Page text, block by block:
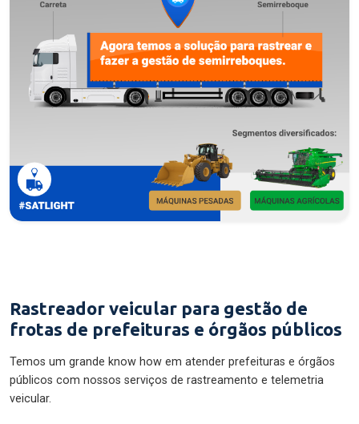
Rastreador veicular para gestão de
frotas de prefeituras e órgãos públicos
Temos um grande know how em atender prefeituras e órgãos
públicos com nossos serviços de rastreamento e telemetria
veicular.